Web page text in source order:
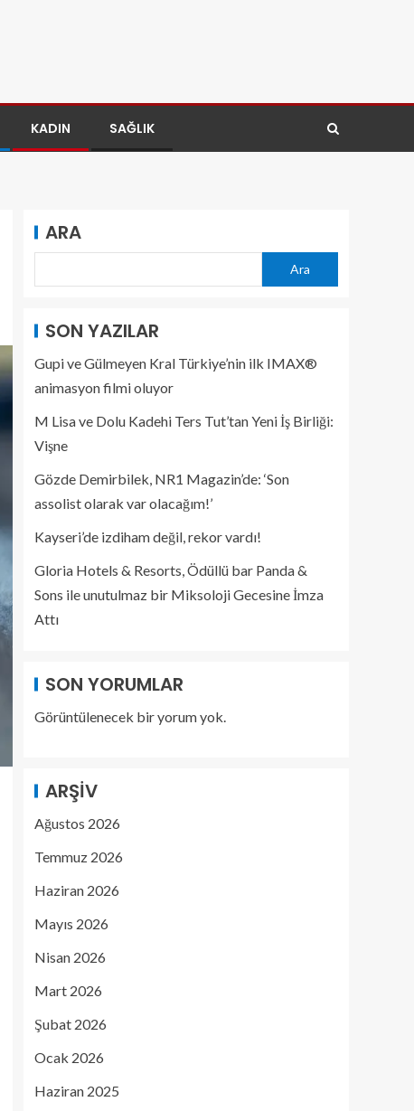
KADIN SAĞLIK
ARA
Ara
SON YAZILAR
Gupi ve Gülmeyen Kral Türkiye’nin ilk IMAX®
animasyon filmi oluyor
M Lisa ve Dolu Kadehi Ters Tut’tan Yeni İş Birliği:
Vişne
Gözde Demirbilek, NR1 Magazin’de: ‘Son
assolist olarak var olacağım!’
Kayseri’de izdiham değil, rekor vardı!
Gloria Hotels & Resorts, Ödüllü bar Panda &
Sons ile unutulmaz bir Miksoloji Gecesine İmza
Attı
SON YORUMLAR
Görüntülenecek bir yorum yok.
ARŞIV
Ağustos 2026
Temmuz 2026
Haziran 2026
Mayıs 2026
Nisan 2026
Mart 2026
Şubat 2026
Ocak 2026
Haziran 2025